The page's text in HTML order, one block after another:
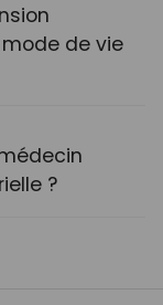
de vie
?